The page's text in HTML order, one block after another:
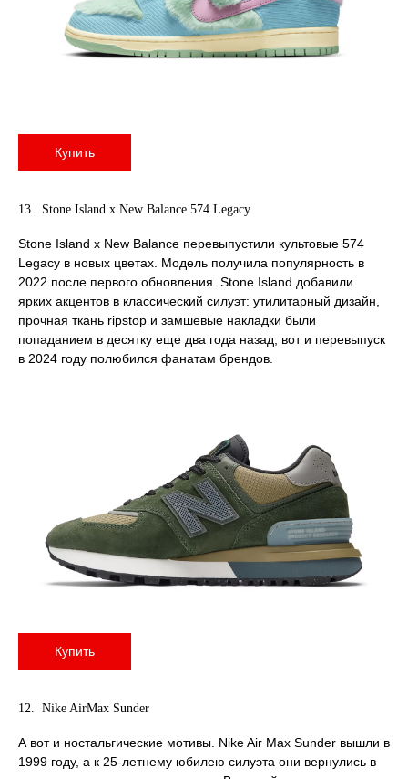
Купить
13. Stone Island x New Balance 574 Legacy
Stone Island x New Balance перевыпустили культовые 574
Legacy в новых цветах. Модель получила популярность в
2022 после первого обновления. Stone Island добавили
ярких акцентов в классический силуэт: утилитарный дизайн,
прочная ткань ripstop и замшевые накладки были
попаданием в десятку еще два года назад, вот и перевыпуск
в 2024 году полюбился фанатам брендов.
Купить
12. Nike AirMax Sunder
А вот и ностальгические мотивы. Nike Air Max Sunder вышли в
1999 году, а к 25-летнему юбилею силуэта они вернулись в